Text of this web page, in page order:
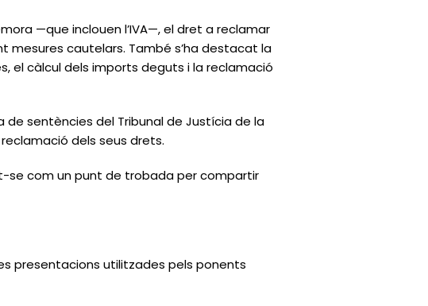
—que inclouen l’IVA—, el dret a reclamar
cautelars. També s’ha destacat la
el càlcul dels imports deguts i la reclamació
de sentències del Tribunal de Justícia de la
dels seus drets.
se com un punt de trobada per compartir
presentacions utilitzades pels ponents